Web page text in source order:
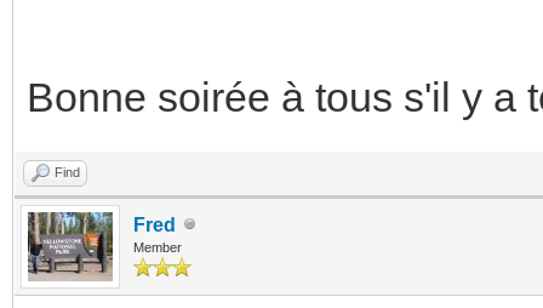
Bonne soirée à tous s'il y a
Find
Fred
Member